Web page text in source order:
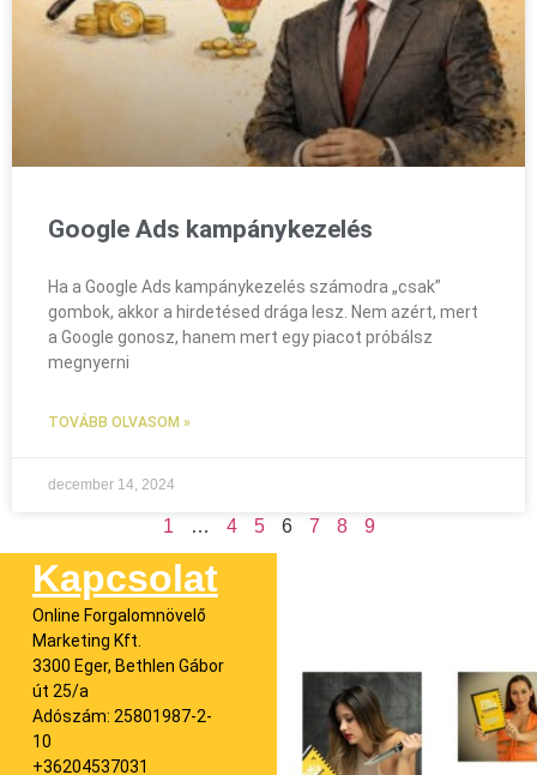
Google Ads kampánykezelés
Ha a Google Ads kampánykezelés számodra „csak”
gombok, akkor a hirdetésed drága lesz. Nem azért, mert
a Google gonosz, hanem mert egy piacot próbálsz
megnyerni
TOVÁBB OLVASOM »
december 14, 2024
1 … 4 5 6 7 8 9
Kapcsolat
Online Forgalomnövelő
Marketing Kft.
3300 Eger, Bethlen Gábor
út 25/a
Adószám: 25801987-2-
10
+36204537031